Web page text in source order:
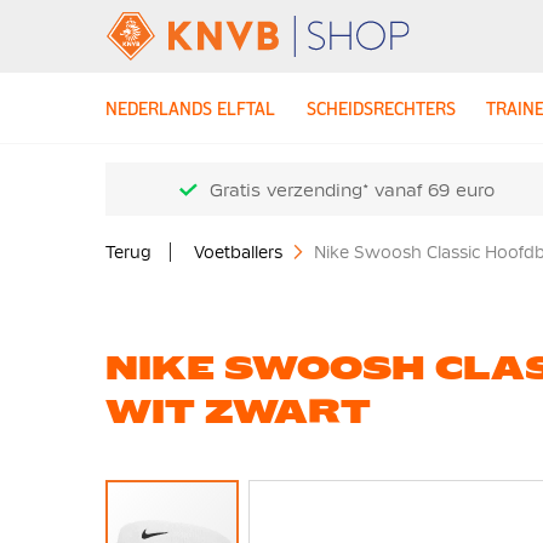
NEDERLANDS ELFTAL SCHEIDSRECHTERS
Gratis verzending* vanaf 69 euro
Terug Voetballers Nike Swoosh Classic
NIKE SWOOSH
WIT ZWART
Ga